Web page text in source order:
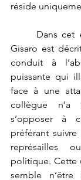
réside
Gisaro est
conduit à
puissante qui
face à une
collègue
s’opposer à
préférant
représailles
politique. Cette
semble n’être